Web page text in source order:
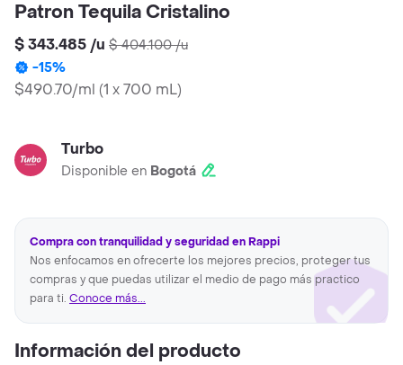
Patron Tequila Cristalino
$ 343.485 /u $ 404.100/u
-15%
$490.70/ml (1 x 700 mL)
Turbo
Disponible en Bogotá
Compra con tranquilidad y seguridad en Rappi
Nos enfocamos en ofrecerte los mejores precios, proteger tus
compras y que puedas utilizar el medio de pago más practico
para ti. Conoce más...
Información del producto